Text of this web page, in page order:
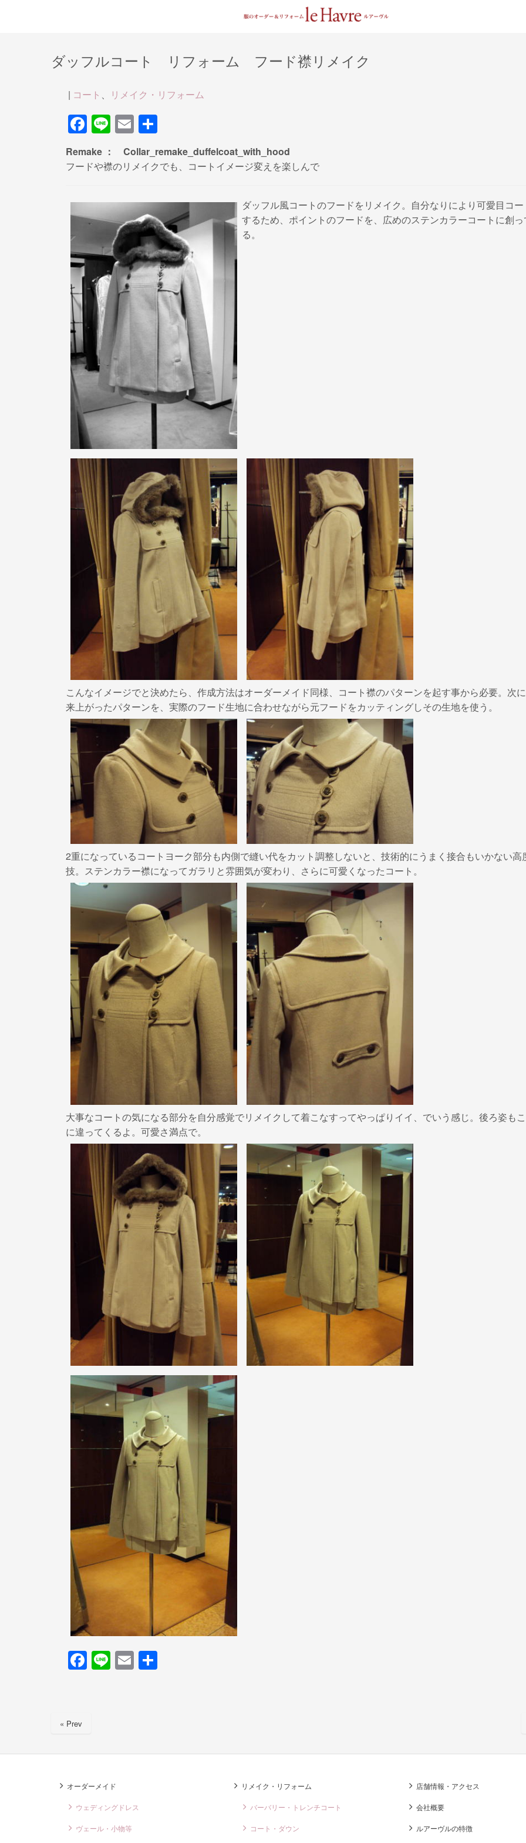
ダッフルコート リフォーム フード襟リメイク
| コート 、 リメイク・リフォーム
F
a
c
b
o
k
Li
e
E
m
ail
有
Remake ： Collar_remake_duffelcoat_with_hood
フードや襟のリメイクでも、コートイメージ変えを楽しんで
ダッフル風コートのフードをリメイク。自分なりにより可愛目コ
するため、ポイントのフードを、広めのステンカラーコートに創
る。
こんなイメージでと決めたら、作成方法はオーダーメイド同様、コート襟のパターンを起す事から必要。次
来上がったパターンを、実際のフード生地に合わせながら元フードをカッティングしその生地を使う。
2重になっているコートヨーク部分も内側で縫い代をカット調整しないと、技術的にうまく接合もいかない高
技。ステンカラー襟になってガラリと雰囲気が変わり、さらに可愛くなったコート。
大事なコートの気になる部分を自分感覚でリメイクして着こなすってやっぱりイイ、でいう感じ。後ろ姿も
に違ってくるよ。可愛さ満点で。
F
a
o
k
Li
n
E
m
« Prev
オーダーメイド
ウェディングドレス
ヴェール・小物等
リメイク・リフォーム
バーバリー・トレンチコート
コート・ダウン
店舗情報・アクセス
会社概要
ルアーヴルの特徴